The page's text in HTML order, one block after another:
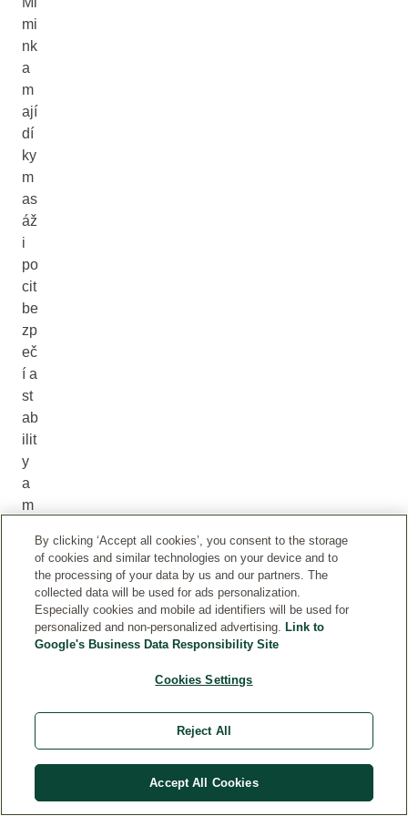
mi
nk
a
m
ají
dí
ky
m
as
áž
i
po
cit
be
zp
eč
í a
st
ab
ilit
y
a
m
ou
se
do
do
e
By clicking ‘Accept all cookies’, you consent to the storage
of cookies and similar technologies on your device and to
the processing of your data by us and our partners. The
collected data will be used for ads personalization.
Especially cookies and mobile ad identifiers will be used for
personalized and non-personalized advertising. Link to
Google's Business Data Responsibility Site
Cookies Settings
Reject All
Accept All Cookies